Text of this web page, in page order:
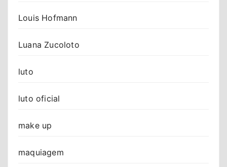
Louis Hofmann
Luana Zucoloto
luto
luto oficial
make up
maquiagem